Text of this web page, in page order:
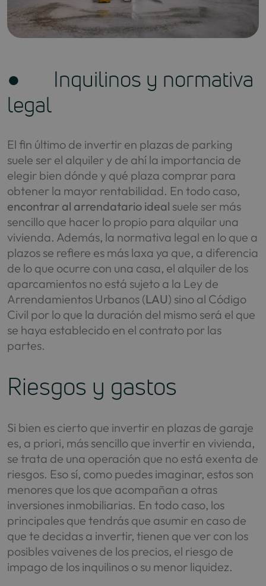
● Inquilinos y normativa
legal
El fin último de invertir en plazas de parking
suele ser el alquiler y de ahí la importancia de
elegir bien dónde y qué plaza comprar para
obtener la mayor rentabilidad. En todo caso,
encontrar al arrendatario ideal suele ser más
sencillo que hacer lo propio para alquilar una
vivienda. Además, la normativa legal en lo que a
plazos se refiere es más laxa ya que, a diferencia
de lo que ocurre con una casa, el alquiler de los
aparcamientos no está sujeto a la Ley de
Arrendamientos Urbanos (LAU) sino al Código
Civil por lo que la duración del mismo será el que
se haya establecido en el contrato por las
partes.
Riesgos y gastos
Si bien es cierto que invertir en plazas de garaje
es, a priori, más sencillo que invertir en vivienda,
se trata de una operación que no está exenta de
riesgos. Eso sí, como puedes imaginar, estos son
menores que los que acompañan a otras
inversiones inmobiliarias. En todo caso, los
principales que tendrás que asumir en caso de
que te decidas a invertir, tienen que ver con los
posibles vaivenes de los precios, el riesgo de
impago de los inquilinos o su menor liquidez.